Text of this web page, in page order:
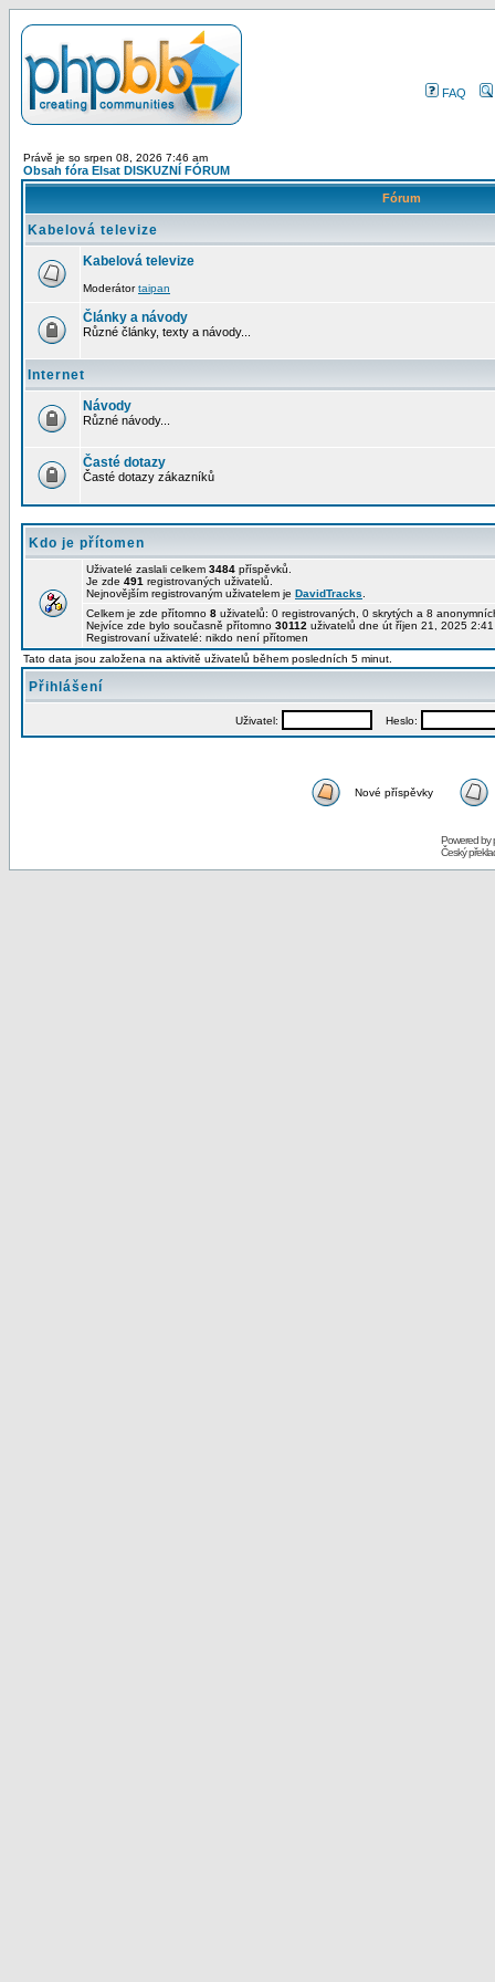
FAQ
Právě je so srpen 08, 2026 7:46 am
Obsah fóra Elsat DISKUZNÍ FÓRUM
Fórum
Kabelová televize
Kabelová televize
Moderátortaipan
Články a návody
Různé články, texty a návody...
Internet
Návody
Různé návody...
Časté dotazy
Časté dotazy zákazníků
Kdo je přítomen
Uživatelé zaslali celkem 3484 příspěvků.
Je zde 491 registrovaných uživatelů.
Nejnovějším registrovaným uživatelem je DavidTracks
Celkem je zde přítomno 8 uživatelů: 0 registrovaných, 0 skrytých a 8
Nejvíce zde bylo současně přítomno 30112 uživatelů dne út říjen 21, 2025
Registrovaní uživatelé: nikdo není přítomen
Tato data jsou založena na aktivitě uživatelů během posledních 5 minut.
Přihlášení
Uživatel: Heslo:
Nové příspěvky
Powered by
Český